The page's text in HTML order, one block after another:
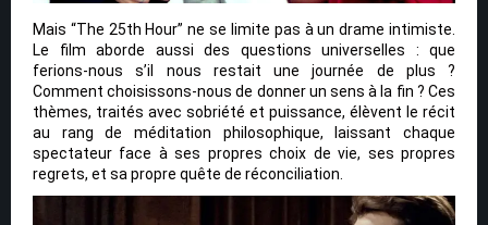
Mais “The 25th Hour” ne se limite pas à un drame intimiste.
Le film aborde aussi des questions universelles : que
ferions-nous s’il nous restait une journée de plus ?
Comment choisissons-nous de donner un sens à la fin ? Ces
thèmes, traités avec sobriété et puissance, élèvent le récit
au rang de méditation philosophique, laissant chaque
spectateur face à ses propres choix de vie, ses propres
regrets, et sa propre quête de réconciliation.